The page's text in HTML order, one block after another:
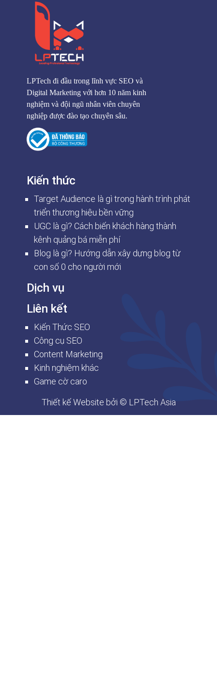
LPTech đi đầu trong lĩnh vực SEO và
Digital Marketing với hơn 10 năm kinh
nghiệm và đội ngũ nhân viên chuyên
nghiệp được đào tạo chuyên sâu.
Kiến thức
Target Audience là gì trong hành trình phát
triển thương hiệu bền vững
UGC là gì? Cách biến khách hàng thành
kênh quảng bá miễn phí
Blog là gì? Hướng dẫn xây dựng blog từ
con số 0 cho người mới
Dịch vụ
Liên kết
Kiến Thức SEO
Công cụ SEO
Content Marketing
Kinh nghiệm khác
Game cờ caro
Thiết kế Website bởi © LPTech Asia